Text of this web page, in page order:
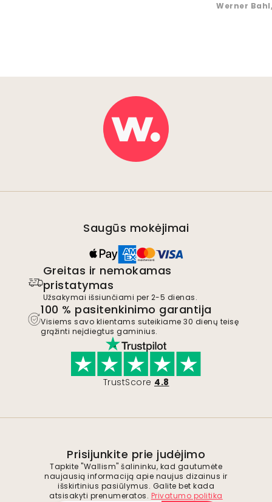
Werner Bahl
Saugūs mokėjimai
Greitas ir nemokamas
pristatymas
Užsakymai išsiunčiami per 2-5 dienas.
100 % pasitenkinimo garantija
Visiems savo klientams suteikiame 30 dienų teisę
grąžinti neįdiegtus gaminius.
TrustScore 4.8
Prisijunkite prie judėjimo
Tapkite "Wallism" šalininku, kad gautumėte
naujausią informaciją apie naujus dizainus ir
išskirtinius pasiūlymus. Galite bet kada
atsisakyti prenumeratos. Privatumo politika